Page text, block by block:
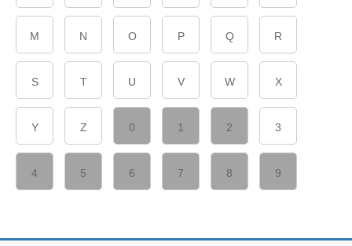
M N O P Q R
S T U V W X
Y Z 0 1 2 3
4 5 6 7 8 9